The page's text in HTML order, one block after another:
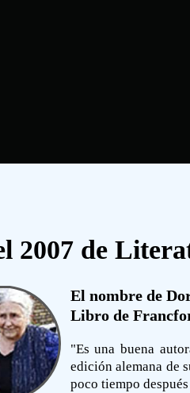
2007 de
El nombre de
Libro de
"Es una buena
edición alemana de
poco tiempo